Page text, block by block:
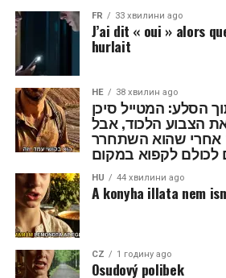
FR 33 хвилини ago
J’ai dit « oui » alors
hurlait
HE 38 хвилин ago
הסלע: המטייל סיכן
הצבוע הלכוד, אבל
אחרי שהוא השתחרר
לכולם לקפוא במקום
HU 44 хвилини ago
A konyha illata nem
CZ 1 годину ago
Osudový polibek